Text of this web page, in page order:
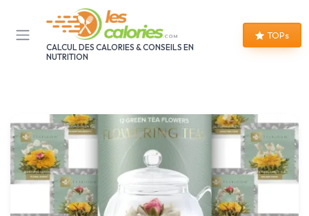
CALCUL DES CALORIES & CONSEILS EN
NUTRITION
TOPs
Panneau de gestion des cookies